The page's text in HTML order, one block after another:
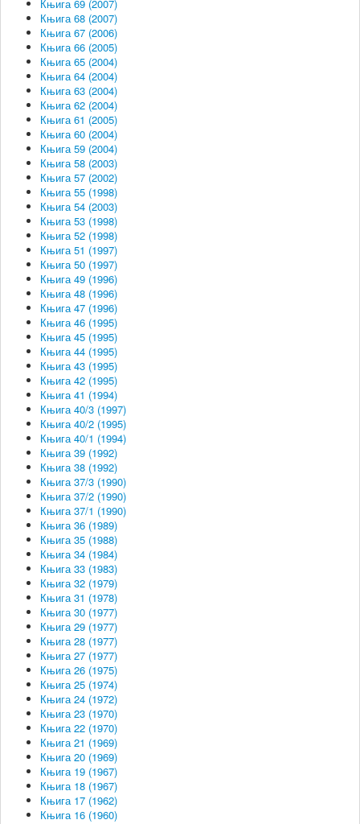
Књига 69 (2007)
Књига 68 (2007)
Књига 67 (2006)
Књига 66 (2005)
Књига 65 (2004)
Књига 64 (2004)
Књига 63 (2004)
Књига 62 (2004)
Књига 61 (2005)
Књига 60 (2004)
Књига 59 (2004)
Књига 58 (2003)
Књига 57 (2002)
Књига 55 (1998)
Књига 54 (2003)
Књига 53 (1998)
Књига 52 (1998)
Књига 51 (1997)
Књига 50 (1997)
Књига 49 (1996)
Књига 48 (1996)
Књига 47 (1996)
Књига 46 (1995)
Књига 45 (1995)
Књига 44 (1995)
Књига 43 (1995)
Књига 42 (1995)
Књига 41 (1994)
Књига 40/3 (1997)
Књига 40/2 (1995)
Књига 40/1 (1994)
Књига 39 (1992)
Књига 38 (1992)
Књига 37/3 (1990)
Књига 37/2 (1990)
Књига 37/1 (1990)
Књига 36 (1989)
Књига 35 (1988)
Књига 34 (1984)
Књига 33 (1983)
Књига 32 (1979)
Књига 31 (1978)
Књига 30 (1977)
Књига 29 (1977)
Књига 28 (1977)
Књига 27 (1977)
Књига 26 (1975)
Књига 25 (1974)
Књига 24 (1972)
Књига 23 (1970)
Књига 22 (1970)
Књига 21 (1969)
Књига 20 (1969)
Књига 19 (1967)
Књига 18 (1967)
Књига 17 (1962)
Књига 16 (1960)